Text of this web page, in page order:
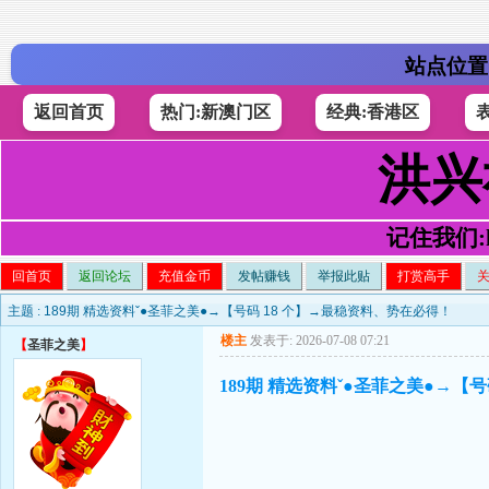
站点位
返回首页 热门:新澳门区 经典:香港区
洪
记住我们
回首页 返回论坛 充值金币 发帖赚钱 举报此贴 打赏高手
主题 : 189期 精选资料ˇ●圣菲之美●→【号码 18 个】→最稳资料、势在必得！
【圣菲之美】 楼主 发表于: 2026-07-08 07:21
189期 精选资料ˇ●圣菲之美●→【